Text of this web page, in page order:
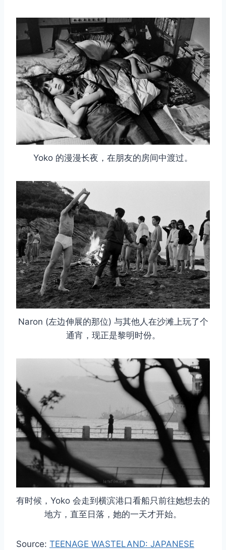
Yoko 的漫漫长夜，在朋友的房间中渡过。
Naron (左边伸展的那位) 与其他人在沙滩上玩了个
通宵，现正是黎明时份。
有时候，Yoko 会走到横滨港口看船只前往她想去的
地方，直至日落，她的一天才开始。
Source: TEENAGE WASTELAND: JAPANESE